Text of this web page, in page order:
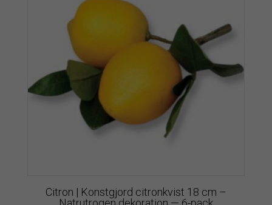
Citron | Konstgjord citronkvist 18 cm –